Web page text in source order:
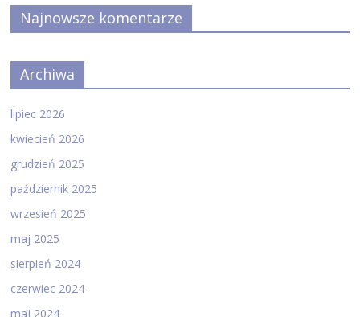
Najnowsze komentarze
Archiwa
lipiec 2026
kwiecień 2026
grudzień 2025
październik 2025
wrzesień 2025
maj 2025
sierpień 2024
czerwiec 2024
maj 2024